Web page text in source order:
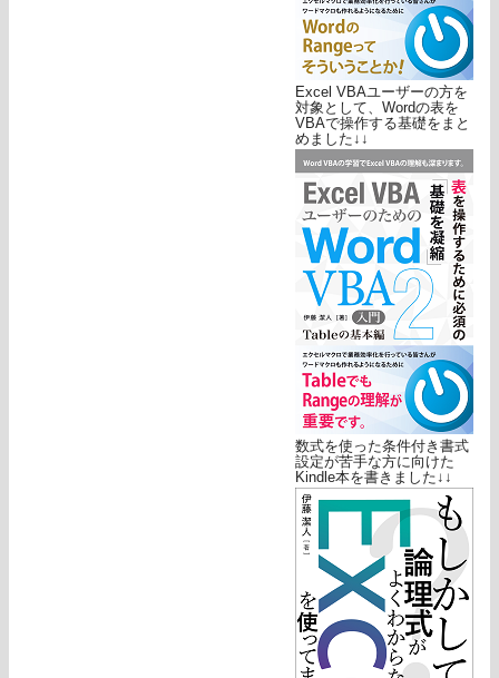
Excel VBAユーザーの方を
対象として、Wordの表を
VBAで操作する基礎をまと
めました↓↓
数式を使った条件付き書式
設定が苦手な方に向けた
Kindle本を書きました↓↓